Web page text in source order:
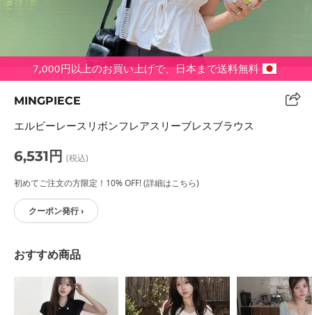
7,000円以上のお買い上げで、日本まで送料無料
MINGPIECE
エルビーレースリボンフレアスリーブレスブラウス
6,531円 (税込)
初めてご注文の方限定！10% OFF! (詳細はこちら)
クーポン発行 ›
おすすめ商品